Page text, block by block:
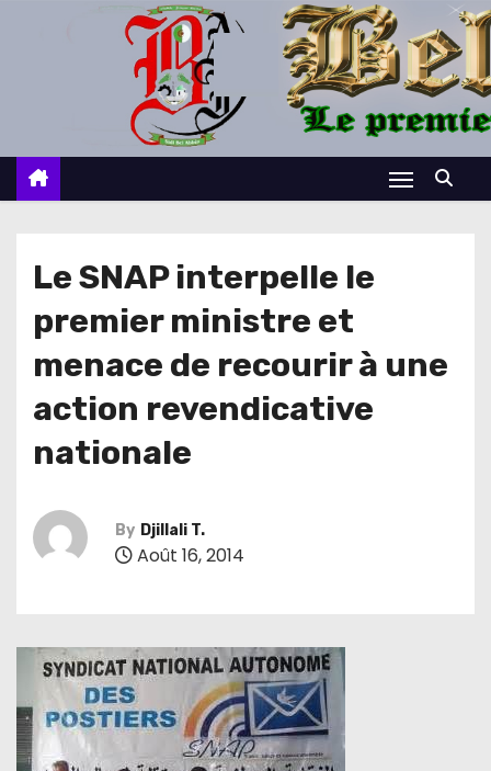
c
Le SNAP interpelle le
premier ministre et
menace de recourir à une
action revendicative
nationale
By Djillali T.
Août 16, 2014